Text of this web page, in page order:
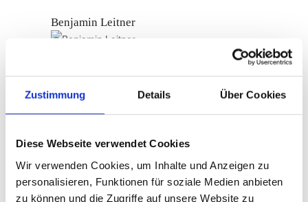
Zustimmung Details Über Cookies
Diese Webseite verwendet Cookies
Wir verwenden Cookies, um Inhalte und Anzeigen zu
personalisieren, Funktionen für soziale Medien anbieten
zu können und die Zugriffe auf unsere Website zu
Benjamin Leitner
Leongang rund um Küchenchef Benjamin
Leitner bringt bodenständige Gerichte neu
verschiedenen Häusern der gehobenen
österreichischen Hotellerie gearbeitet.